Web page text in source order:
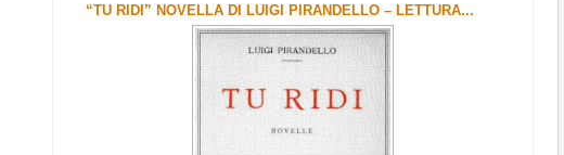
“TU RIDI” NOVELLA DI LUIGI PIRANDELLO – LETTURA...